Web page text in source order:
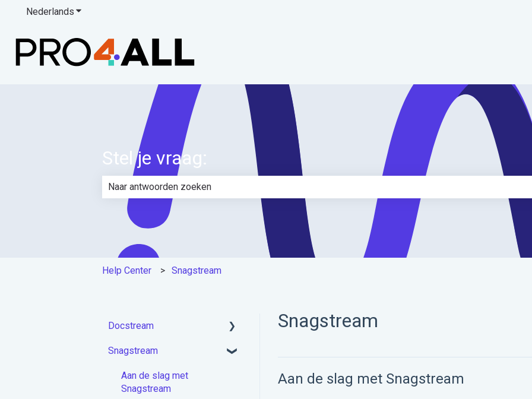
Nederlands Submenu tonen voor vertalingen
Stel je vraag:
Er zijn geen suggesties want het zoekveld is leeg.
Help Center Snagstream
Snagstream
Aan de slag met Snagstream
Docstream
Aan de slag met
Account activeren &
Snagstream
Aan de slag met
Snagstream